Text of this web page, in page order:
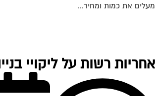
את כמות ומחיר...
רשות על ליקויי